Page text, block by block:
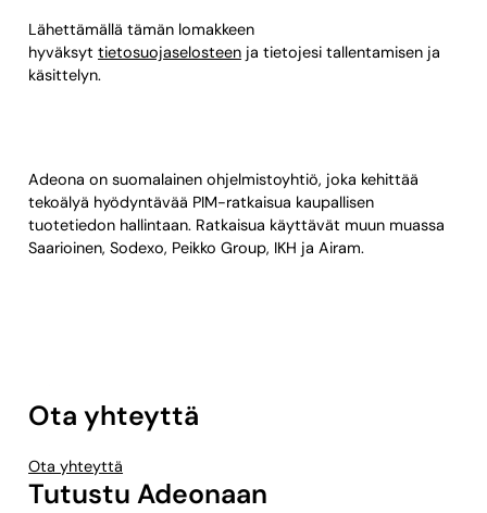
Lähettämällä tämän lomakkeen
hyväksyttietosuojaselosteen ja tietojesi tallentamisen ja
käsittelyn.
Adeona on suomalainen ohjelmistoyhtiö, joka kehittää
tekoälyä hyödyntävää PIM-ratkaisua kaupallisen
tuotetiedon hallintaan. Ratkaisua käyttävät muun muassa
Saarioinen, Sodexo, Peikko Group, IKH ja Airam.
Ota yhteyttä
Ota yhteyttä
Tutustu Adeonaan